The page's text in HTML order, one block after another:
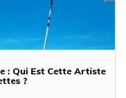
: Qui Est Cette Artiste
?